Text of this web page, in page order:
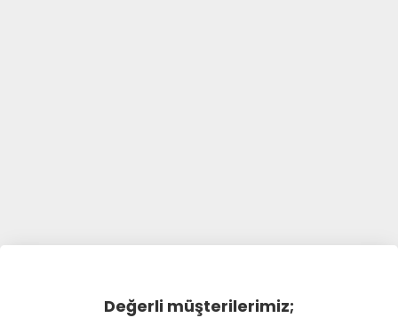
Değerli müşterilerimiz;